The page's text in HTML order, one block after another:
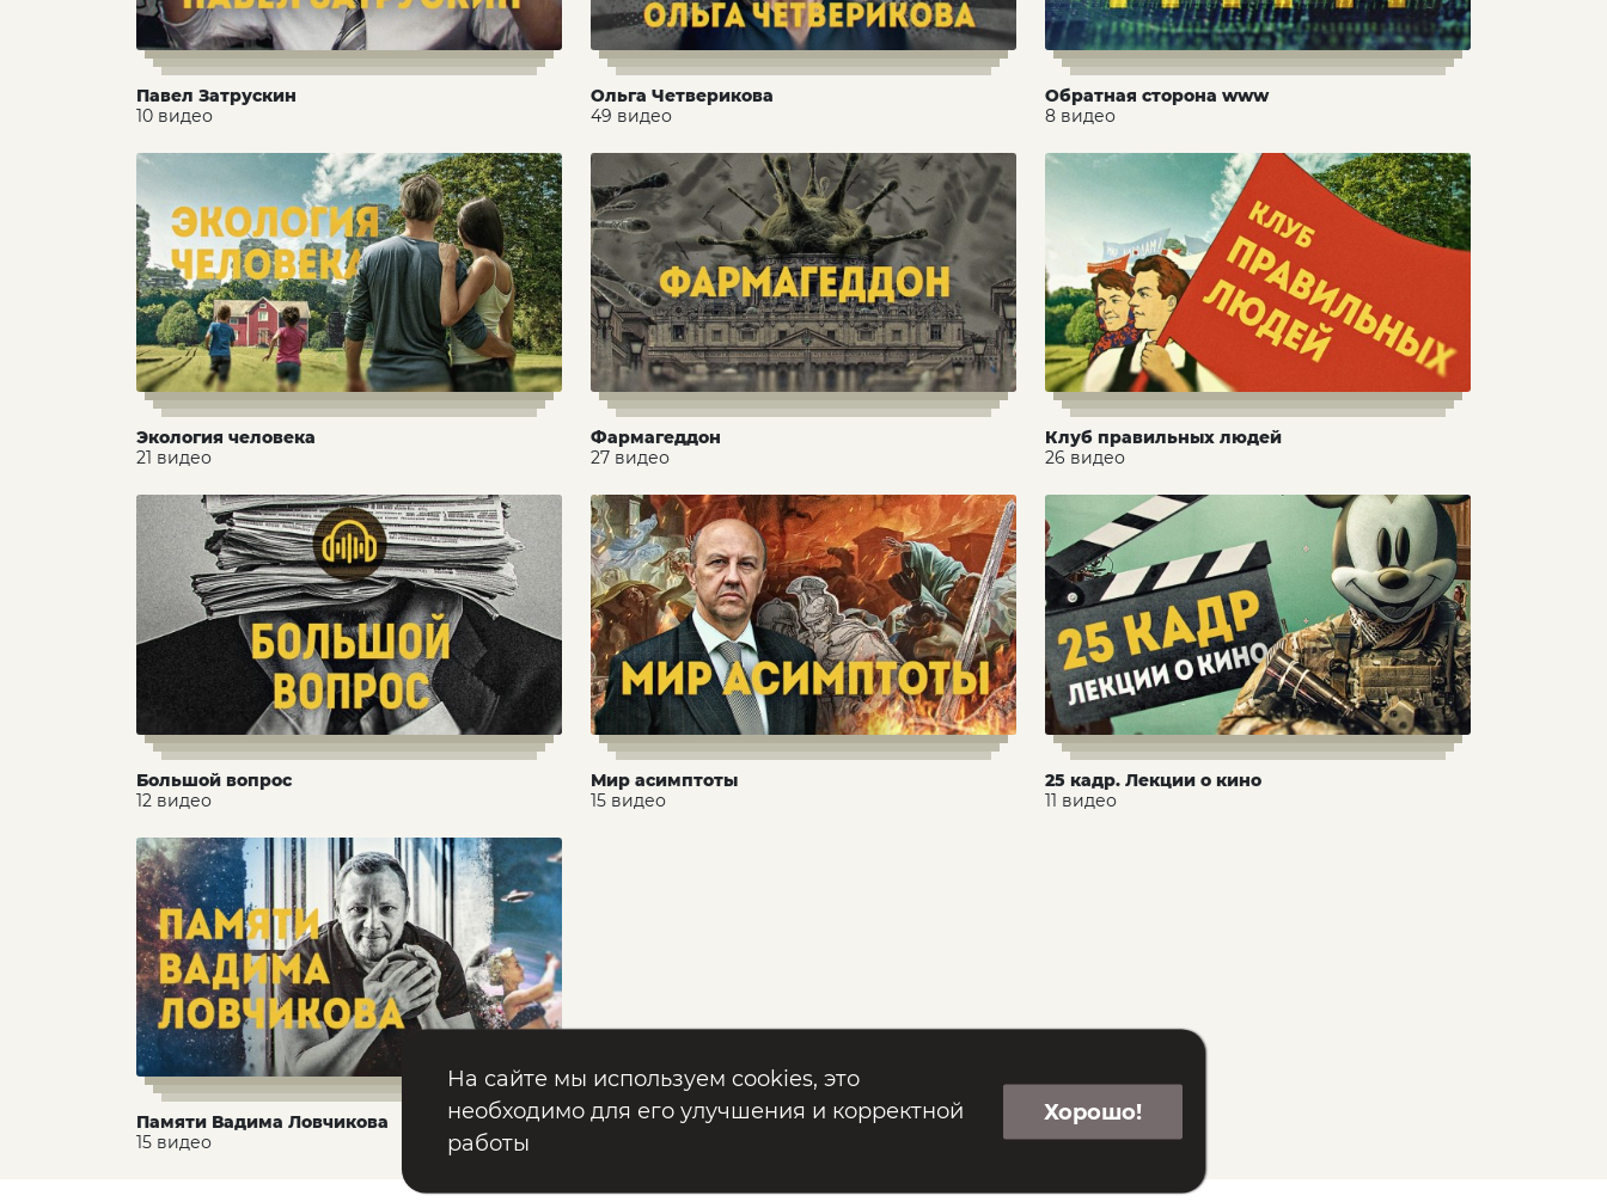
Павел Затрускин
10 видео
Ольга Четверикова
49 видео
Обратная сторона www
8 видео
Экология человека
21 видео
Фармагеддон
27 видео
Клуб правильных людей
26 видео
Большой вопрос
12 видео
Мир асимптоты
15 видео
25 кадр. Лекции о кино
11 видео
Памяти Вадима Ловчикова
15 видео
На сайте мы используем cookies, это
необходимо для его улучшения и корректной
работы
Хорошо!